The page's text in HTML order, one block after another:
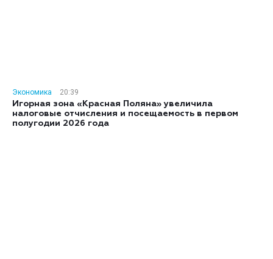
Экономика
20:39
Игорная зона «Красная Поляна» увеличила
налоговые отчисления и посещаемость в первом
полугодии 2026 года